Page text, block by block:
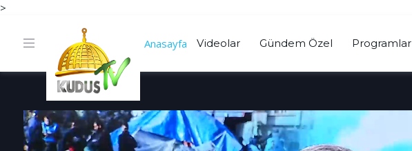
>
Anasayfa Videolar Gündem Özel Programlar